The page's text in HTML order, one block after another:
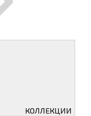
КОЛЛЕКЦИИ